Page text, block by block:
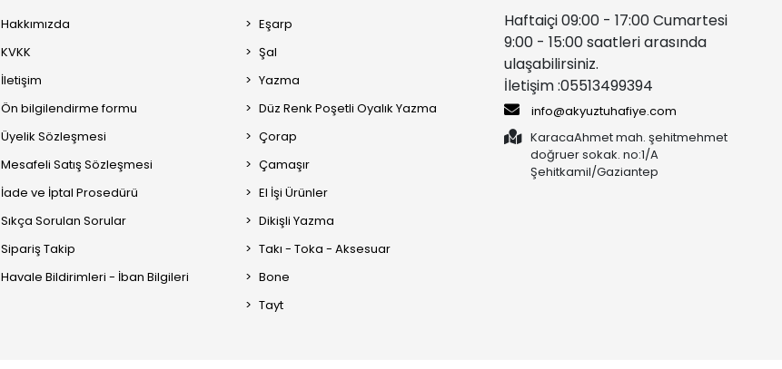
Hakkımızda
KVKK
İletişim
Ön bilgilendirme formu
Üyelik Sözleşmesi
Mesafeli Satış Sözleşmesi
İade ve İptal Prosedürü
Sıkça Sorulan Sorular
Sipariş Takip
Havale Bildirimleri - İban Bilgileri
Eşarp
Şal
Yazma
Düz Renk Poşetli Oyalık Yazma
Çorap
Çamaşır
El İşi Ürünler
Dikişli Yazma
Takı - Toka - Aksesuar
Bone
Tayt
Haftaiçi 09:00 - 17:00 Cumartesi
9:00 - 15:00 saatleri arasında
ulaşabilirsiniz.
İletişim :05513499394
info@akyuztuhafiye.com
KaracaAhmet mah. şehitmehmet
doğruer sokak. no:1/A
Şehitkamil/Gaziantep